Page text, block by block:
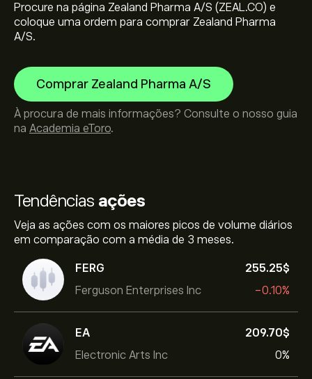
Tendências ações
Veja as ações com os maiores picos de volume diários
em comparação com a média de 3 meses.
FERG
Ferguson Enterprises Inc
255.25‎$‎
-0.10%
EA
Electronic Arts Inc
209.70‎$‎
0%
Procure na página Zealand Pharma A/S (ZEAL.CO) e
coloque uma ordem para comprar Zealand Pharma
A/S.
Comprar Zealand Pharma A/S
À procura de mais informações? Consulte o nosso guia
na Academia eToro.